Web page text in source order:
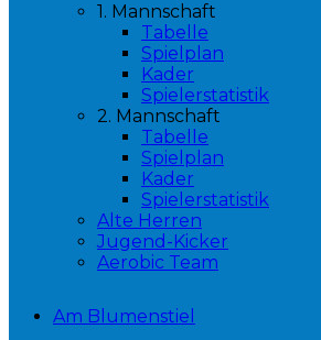
1. Mannschaft
Tabelle
Spielplan
Kader
Spielerstatistik
2. Mannschaft
Tabelle
Spielplan
Kader
Spielerstatistik
Alte Herren
Jugend-Kicker
Aerobic Team
Am Blumenstiel